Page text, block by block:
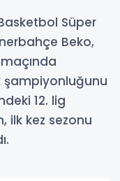
Süper
Beko,
şampiyonluğunu
12. lig
ilk kez sezonu